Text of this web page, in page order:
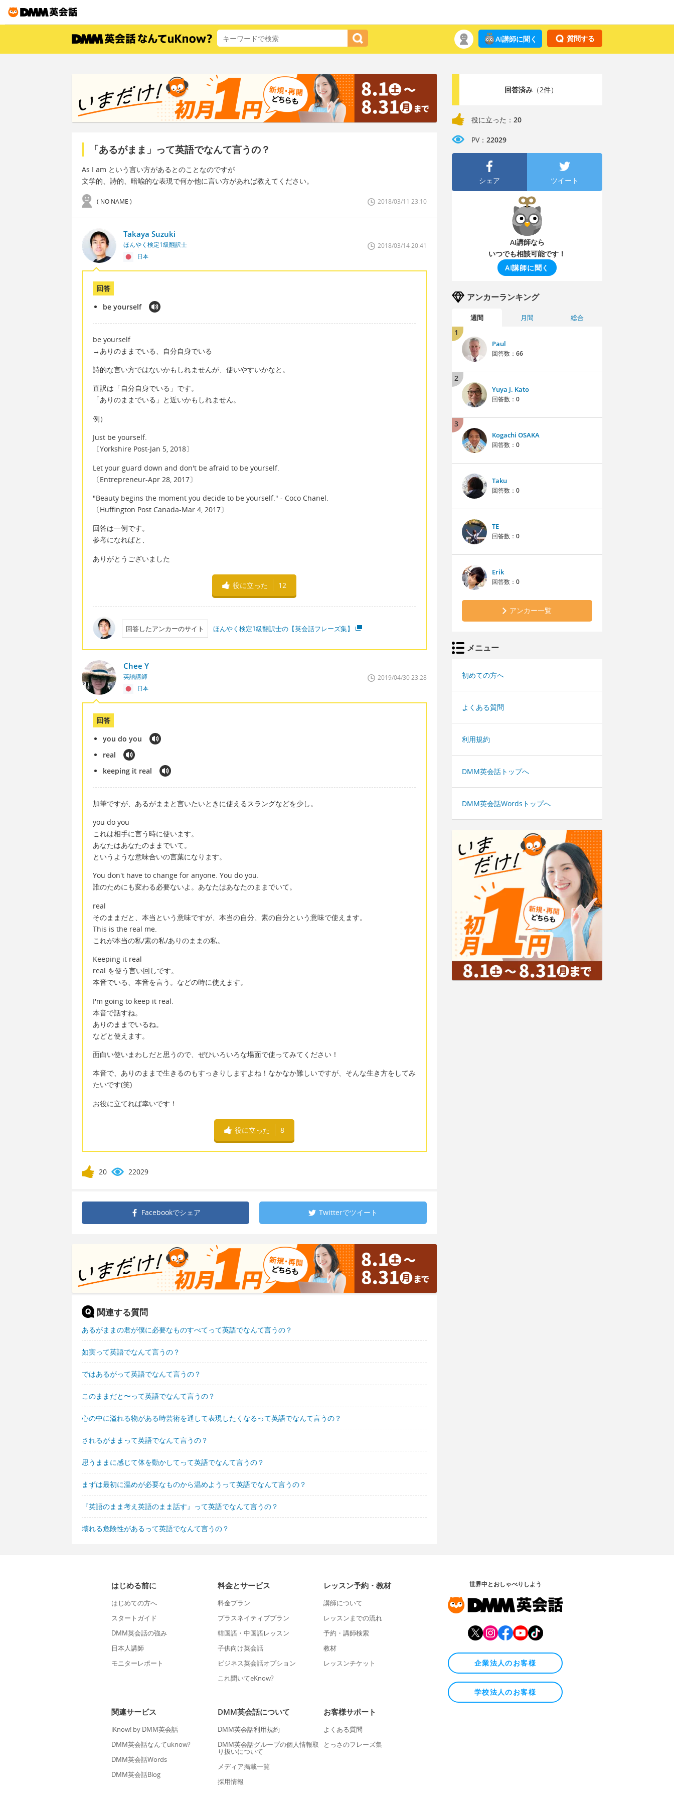
質問する
AI講師に聞く
「あるがまま」って英語でなんて言うの？
As I am という言い方があるとのことなのですが
文学的、詩的、暗喩的な表現で何か他に言い方があれば教えてください。
( NO NAME ) 2018/03/11 23:10
Takaya Suzuki
ほんやく検定1級翻訳士
日本
2018/03/14 20:41
回答
be yourself
be yourself
→ありのままでいる、自分自身でいる
詩的な言い方ではないかもしれませんが、使いやすいかなと。
直訳は「自分自身でいる」です。
「ありのままでいる」と近いかもしれません。
例）
Just be yourself.
〔Yorkshire Post-Jan 5, 2018〕
Let your guard down and don't be afraid to be yourself.
〔Entrepreneur-Apr 28, 2017〕
"Beauty begins the moment you decide to be yourself." - Coco Chanel.
〔Huffington Post Canada-Mar 4, 2017〕
回答は一例です。
参考になればと、
ありがとうございました
役に立った 12
回答したアンカーのサイト ほんやく検定1級翻訳士の【英会話フレーズ集】
Chee Y
英語講師
日本
2019/04/30 23:28
回答
you do you
real
keeping it real
加筆ですが、あるがままと言いたいときに使えるスラングなどを少し。
you do you
これは相手に言う時に使います。
あなたはあなたのままでいて。
というような意味合いの言葉になります。
You don't have to change for anyone. You do you.
誰のためにも変わる必要ないよ。あなたはあなたのままでいて。
real
そのままだと、本当という意味ですが、本当の自分、素の自分という意味で使えます。
This is the real me.
これが本当の私/素の私/ありのままの私。
Keeping it real
real を使う言い回しです。
本音でいる、本音を言う。などの時に使えます。
I'm going to keep it real.
本音で話すね。
ありのままでいるね。
などと使えます。
面白い使いまわしだと思うので、ぜひいろいろな場面で使ってみてください！
本音で、ありのままで生きるのもすっきりしますよね！なかなか難しいですが、そんな生き方をしてみ
たいです(笑)
お役に立てれば幸いです！
役に立った 8
20 22029
Facebookでシェア Twitterでツイート
関連する質問
あるがままの君が僕に必要なものすべてって英語でなんて言うの？
如実って英語でなんて言うの？
ではあるがって英語でなんて言うの？
このままだと〜って英語でなんて言うの？
心の中に溢れる物がある時芸術を通して表現したくなるって英語でなんて言うの？
されるがままって英語でなんて言うの？
思うままに感じて体を動かしてって英語でなんて言うの？
まずは最初に温めが必要なものから温めようって英語でなんて言うの？
『英語のまま考え英語のまま話す』って英語でなんて言うの？
壊れる危険性があるって英語でなんて言うの？
回答済み（2件）
役に立った： 20
PV： 22029
シェア ツイート
AI講師なら
いつでも相談可能です！
AI講師に聞く
アンカーランキング
週間 月間 総合
1
Paul
回答数： 66
2
Yuya J. Kato
回答数： 0
3
Kogachi OSAKA
回答数： 0
Taku
回答数： 0
TE
回答数： 0
Erik
回答数： 0
アンカー一覧
メニュー
初めての方へ
よくある質問
利用規約
DMM英会話トップへ
DMM英会話Wordsトップへ
はじめる前に
はじめての方へ
スタートガイド
DMM英会話の強み
日本人講師
モニターレポート
料金とサービス
料金プラン
プラスネイティブプラン
韓国語・中国語レッスン
子供向け英会話
ビジネス英会話オプション
これ聞いてeKnow?
レッスン予約・教材
講師について
レッスンまでの流れ
予約・講師検索
教材
レッスンチケット
関連サービス
iKnow! by DMM英会話
DMM英会話なんてuknow?
DMM英会話Words
DMM英会話Blog
DMM英会話について
DMM英会話利用規約
DMM英会話グループの個人情報取
り扱いについて
メディア掲載一覧
採用情報
お客様サポート
よくある質問
とっさのフレーズ集
世界中とおしゃべりしよう
企業法人のお客様
学校法人のお客様